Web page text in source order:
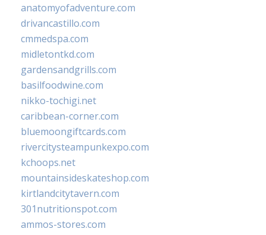
anatomyofadventure.com
drivancastillo.com
cmmedspa.com
midletontkd.com
gardensandgrills.com
basilfoodwine.com
nikko-tochigi.net
caribbean-corner.com
bluemoongiftcards.com
rivercitysteampunkexpo.com
kchoops.net
mountainsideskateshop.com
kirtlandcitytavern.com
301nutritionspot.com
ammos-stores.com